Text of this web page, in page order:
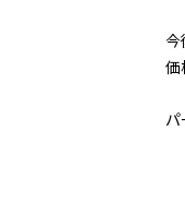
今
価
パ